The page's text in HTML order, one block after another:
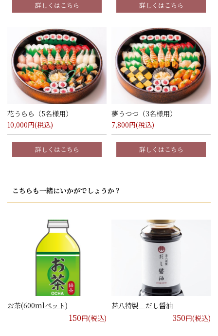
詳しくはこちら 詳しくはこちら
花うらら（5名様用）
10,000円(税込)
詳しくはこちら
夢うつつ（3名様用）
7,800円(税込)
詳しくはこちら
こちらも一緒にいかがでしょうか？
お茶(600mlペット)
150円(税込)
甚八特製 だし醤油
350円(税込)